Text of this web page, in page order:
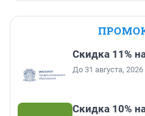
Скидка 11%
До 31 августа, 2026
Скидка 10%